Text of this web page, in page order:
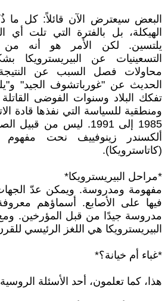
البعض سيعترض الآن قائلاً: كل ما
الهيكلة، بل بالفترة التي تلت أي
يلتسين. لكن الأمر هو أنه
التسعينيات عن البيريسترويكا
محاولات فصل السبب عن النتيجة
الحديث عن "غورباتشوف الجيد"
تفكك البلاد وسنوات الفوضى
ومنطقية للسياسة التي نفذها قادة
1985 إلى 1991. ليس من
ألكسندر زينوفييف نحت مفهوم
(كاتاسترويكا).
*مراحل البيريسترويكا*
مفهومة ومدروسة. ويمكن عدّ الجهات
فيها على الأصابع. أسماؤهم
مدروسة جيدًا من قبل المؤرخين. ومع
البيريسترويكا هي اللغز الرئيسي
*غباء أم خيانة؟*
هذا، كما تعلمون، أحد الأسئلة